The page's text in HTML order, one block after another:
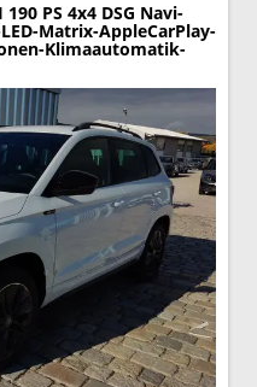
PS 4x4 DSG Navi-
Matrix-AppleCarPlay-
Klimaautomatik-